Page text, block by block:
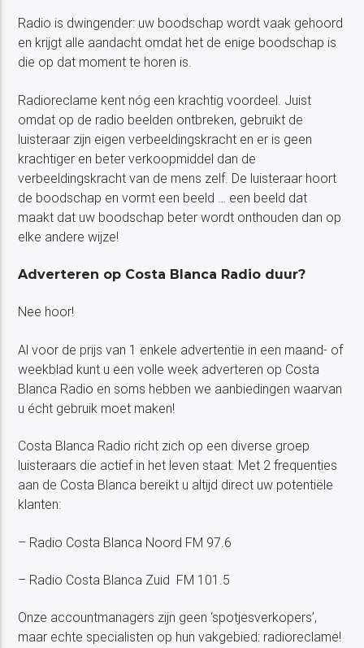
Radio is dwingender: uw boodschap wordt vaak gehoord
en krijgt alle aandacht omdat het de enige boodschap is
die op dat moment te horen is.
Radioreclame kent nóg een krachtig voordeel. Juist
omdat op de radio beelden ontbreken, gebruikt de
luisteraar zijn eigen verbeeldingskracht en er is geen
krachtiger en beter verkoopmiddel dan de
verbeeldingskracht van de mens zelf. De luisteraar hoort
de boodschap en vormt een beeld … een beeld dat
maakt dat uw boodschap beter wordt onthouden dan op
elke andere wijze!
Adverteren op Costa Blanca Radio duur?
Nee hoor!
Al voor de prijs van 1 enkele advertentie in een maand- of
weekblad kunt u een volle week adverteren op Costa
Blanca Radio en soms hebben we aanbiedingen waarvan
u écht gebruik moet maken!
Costa Blanca Radio richt zich op een diverse groep
luisteraars die actief in het leven staat. Met 2 frequenties
aan de Costa Blanca bereikt u altijd direct uw potentiële
klanten:
– Radio Costa Blanca Noord FM 97.6
– Radio Costa Blanca Zuid FM 101.5
Onze accountmanagers zijn geen ‘spotjesverkopers’,
maar echte specialisten op hun vakgebied: radioreclame!